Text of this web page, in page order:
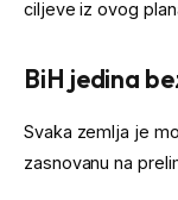
ciljeve iz ovog
BiH jedina
Svaka zemlja je
zasnovanu na